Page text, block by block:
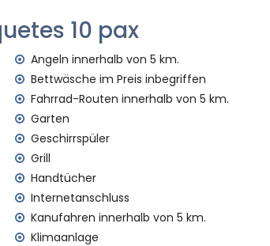
von der Villa)
von 5 Kilometern von der Villa)
5 Kilometern von der Villa)
von 5 Kilometern von der Villa)
Kilometern von der Villa)
Kilometern von der Villa)
mit Kindern
10 pax
Angeln innerhalb von 5 km.
Bettwäsche im Preis inbegriffen
Fahrrad-Routen innerhalb von 5 km.
Garten
Geschirrspüler
Grill
Handtücher
Internetanschluss
Kanufahren innerhalb von 5 km.
Klimaanlage